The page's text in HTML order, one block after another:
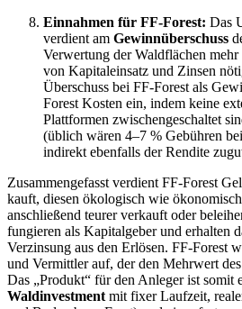
Einnahmen für FF-Forest: Das
verdient am Gewinnüberschuss
Verwertung der Waldflächen
von Kapitaleinsatz und Zinsen
Überschuss bei FF-Forest als
Forest Kosten ein, indem keine
Plattformen zwischengeschaltet
(üblich wären 4–7 % Gebühren
indirekt ebenfalls der Rendite
Zusammengefasst verdient FF-Forest
kauft, diesen ökologisch wie
anschließend teurer verkauft oder
fungieren als Kapitalgeber und erhalten
Verzinsung aus den Erlösen. FF-Forest
und Vermittler auf, der den Mehrwert
Das „Produkt“ für den Anleger ist somit
Waldinvestment mit fixer Laufzeit,